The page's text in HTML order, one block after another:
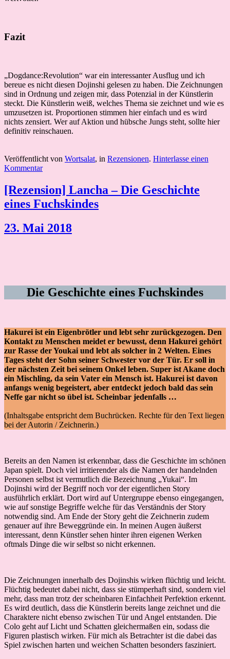
Fazit
„Dogdance:Revolution“ war ein interessanter Ausflug und ich
bereue es nicht diesen Dojinshi gelesen zu haben. Die Zeichnungen
sind in Ordnung und zeigen mir, dass Potenzial in der Künstlerin
steckt. Die Künstlerin weiß, welches Thema sie zeichnet und wie es
umzusetzen ist. Proportionen stimmen hier einfach und es wird
nichts zensiert. Wer auf Aktion und hübsche Jungs steht, sollte hier
definitiv reinschauen.
Veröffentlicht von Wortsalat, in Rezensionen. Hinterlasse einen
Kommentar
[Rezension] Lancha – Die Geschichte
eines Fuchskindes
23. Mai 2018
Die Geschichte eines Fuchskindes
Hakurei ist ein Eigenbrötler und lebt sehr zurückgezogen. Den
Kontakt zu Menschen meidet er bewusst, denn Hakurei gehört
zur Rasse der Youkai und lebt als solcher in 2 Welten. Eines
Tages steht der Sohn seiner Schwester vor der Tür. Er soll in
der nächsten Zeit bei seinem Onkel leben. Super ist Akane doch
ein Mischling, da sein Vater ein Mensch ist. Hakurei ist davon
anfangs wenig begeistert, aber entdeckt jedoch bald das sein
Neffe gar nicht so übel ist. Scheinbar jedenfalls …
(Inhaltsgabe entspricht dem Buchrücken. Rechte für den Text liegen
bei der Autorin / Zeichnerin.)
Bereits an den Namen ist erkennbar, dass die Geschichte im schönen
Japan spielt. Doch viel irritierender als die Namen der handelnden
Personen selbst ist vermutlich die Bezeichnung „Yukai“. Im
Dojinshi wird der Begriff noch vor der eigentlichen Story
ausführlich erklärt. Dort wird auf Untergruppe ebenso eingegangen,
wie auf sonstige Begriffe welche für das Verständnis der Story
notwendig sind. Am Ende der Story geht die Zeichnerin zudem
genauer auf ihre Beweggründe ein. In meinen Augen äußerst
interessant, denn Künstler sehen hinter ihren eigenen Werken
oftmals Dinge die wir selbst so nicht erkennen.
Die Zeichnungen innerhalb des Dojinshis wirken flüchtig und leicht.
Flüchtig bedeutet dabei nicht, dass sie stümperhaft sind, sondern viel
mehr, dass man trotz der scheinbaren Einfachheit Perfektion erkennt.
Es wird deutlich, dass die Künstlerin bereits lange zeichnet und die
Charaktere nicht ebenso zwischen Tür und Angel entstanden. Die
Colo geht auf Licht und Schatten gleichermaßen ein, sodass die
Figuren plastisch wirken. Für mich als Betrachter ist die dabei das
Spiel zwischen harten und weichen Schatten besonders fasziniert.